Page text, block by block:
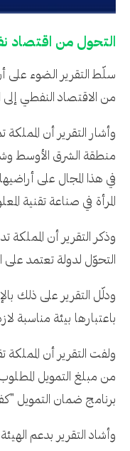
التحول من اقتصاد
سلّط التقرير الضوء على
من الاقتصاد النفطي
وأشار التقرير أن
منطقة الشرق الأوسط
في هذا المجال على
المرأة في صناعة تقنية
وذكر التقرير أن المملكة
التحوّل لدولة تعتمد على
ودلّل التقرير على ذلك
باعتبارها بيئة مناسبة
من مبلغ التمويل
برنامج ضمان التمويل
وأشاد التقرير بدعم